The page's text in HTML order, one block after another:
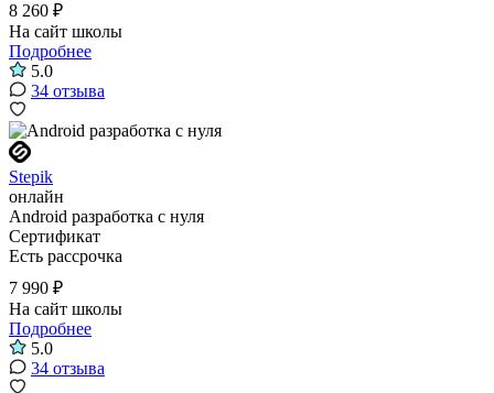
8 260 ₽
На сайт школы
Подробнее
5.0
34 отзыва
Stepik
онлайн
Android разработка с нуля
Сертификат
Есть рассрочка
7 990 ₽
На сайт школы
Подробнее
5.0
34 отзыва